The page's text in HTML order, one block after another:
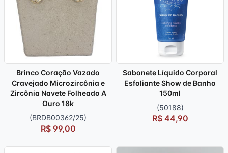
Brinco Coração Vazado
Cravejado Microzircônia e
Zircônia Navete Folheado A
Ouro 18k
(BRDB00362/25)
R$ 99,00
Sabonete Líquido Corporal
Esfoliante Show de Banho
150ml
(50188)
R$ 44,90